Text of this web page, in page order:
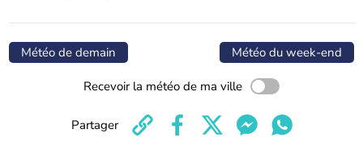
Météo de demain Météo du week-end
Recevoir la météo de ma ville
Partager